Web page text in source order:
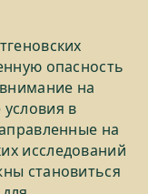
опасность
на
в
на
исследований
становиться